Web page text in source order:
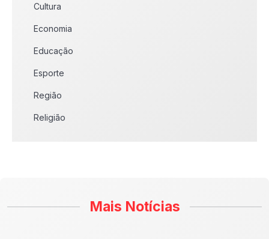
Cultura
Economia
Educação
Esporte
Região
Religião
Mais Notícias